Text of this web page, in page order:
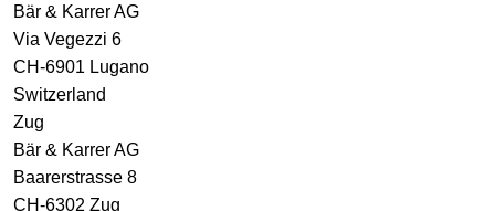
Bär & Karrer AG
Via Vegezzi 6
CH-6901 Lugano
Switzerland
Zug
Bär & Karrer AG
Baarerstrasse 8
CH-6302 Zug